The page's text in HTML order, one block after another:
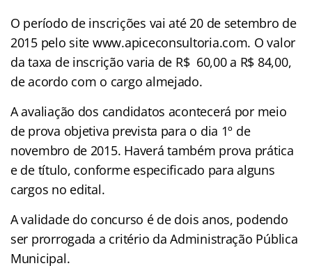
O período de inscrições vai até 20 de setembro de
2015 pelo site www.apiceconsultoria.com. O valor
da taxa de inscrição varia de R$ 60,00 a R$ 84,00,
de acordo com o cargo almejado.
A avaliação dos candidatos acontecerá por meio
de prova objetiva prevista para o dia 1º de
novembro de 2015. Haverá também prova prática
e de título, conforme especificado para alguns
cargos no edital.
A validade do concurso é de dois anos, podendo
ser prorrogada a critério da Administração Pública
Municipal.